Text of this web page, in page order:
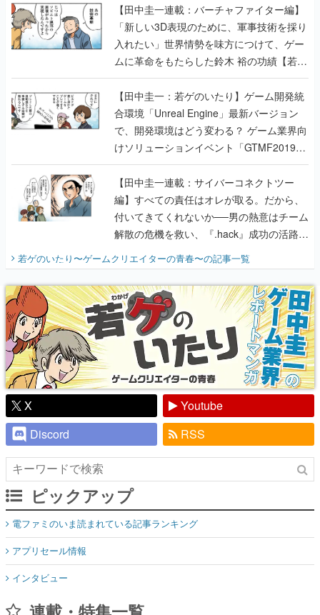
【田中圭一連載：バーチャファイター編】
「新しい3D表現のために、軍事技術を採り
入れたい」世界情勢を味方につけて、ゲー
ムに革命をもたらした鈴木 裕の功績【若ゲ
のいたり】
【田中圭一：若ゲのいたり】ゲーム開発統
合環境「Unreal Engine」最新バージョン
で、開発環境はどう変わる？ ゲーム業界向
けソリューションイベント「GTMF2019」
に行って、より理解を深めよう【PR】
【田中圭一連載：サイバーコネクトツー
編】すべての責任はオレが取る。だから、
付いてきてくれないか──男の熱意はチーム
解散の危機を救い、『.hack』成功の活路を
『少年ジャンプ』色だった【若ゲのいた
り】
若ゲのいたり〜ゲームクリエイターの青春〜の記事一覧
X
Youtube
Discord
RSS
ピックアップ
電ファミのいま読まれている記事ランキング
アプリセール情報
インタビュー